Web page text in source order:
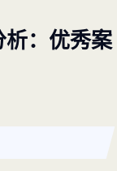
析：优秀案